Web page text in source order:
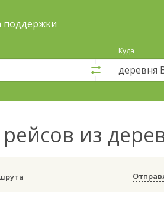
поддержки
Куда
из